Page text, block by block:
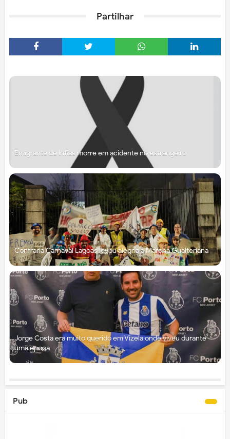
Partilhar
Emigrante de Infias morre em acidente no estrangeiro
Confraria Carnaval Lagoas levou alegria à Marcha Gualteriana
Jorge Costa era muito querido em Vizela onde viveu durante
uma época
Pub